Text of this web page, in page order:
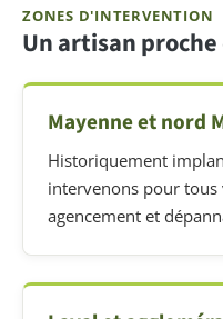
ZONES D'INTERVENTION
Un artisan proche
Mayenne et nord
Historiquement
intervenons pour
agencement et